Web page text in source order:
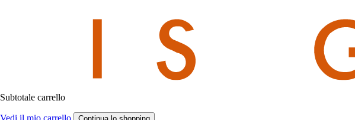
Subtotale carrello
Vedi il mio carrello